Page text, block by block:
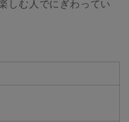
しむ人でにぎわってい